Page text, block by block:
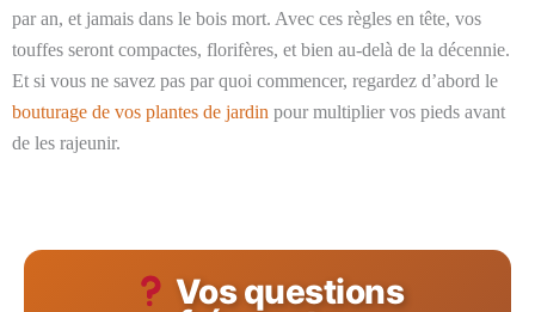
par an, et jamais dans le bois mort. Avec ces règles en tête, vos
touffes seront compactes, florifères, et bien au-delà de la décennie.
Et si vous ne savez pas par quoi commencer, regardez d’abord le
bouturage de vos plantes de jardin pour multiplier vos pieds avant
de les rajeunir.
Vos questions